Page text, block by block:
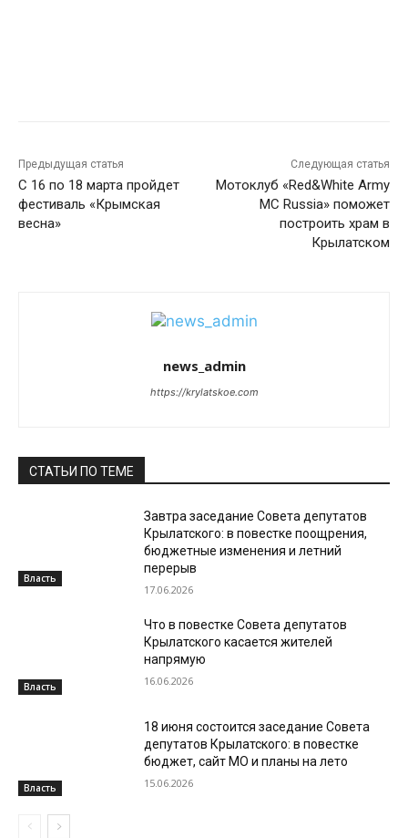
Предыдущая статья
С 16 по 18 марта пройдет
фестиваль «Крымская
весна»
Следующая статья
Мотоклуб «Red&White Army
MC Russia» поможет
построить храм в
Крылатском
news_admin
https://krylatskoe.com
СТАТЬИ ПО ТЕМЕ
Власть
Завтра заседание Совета депутатов
Крылатского: в повестке поощрения,
бюджетные изменения и летний
перерыв
17.06.2026
Власть
Что в повестке Совета депутатов
Крылатского касается жителей
напрямую
16.06.2026
Власть
18 июня состоится заседание Совета
депутатов Крылатского: в повестке
бюджет, сайт МО и планы на лето
15.06.2026